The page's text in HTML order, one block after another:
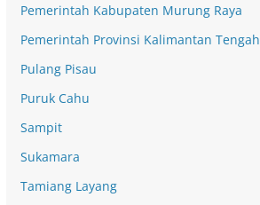
Pemerintah Kabupaten Murung Raya
Pemerintah Provinsi Kalimantan Tengah
Pulang Pisau
Puruk Cahu
Sampit
Sukamara
Tamiang Layang